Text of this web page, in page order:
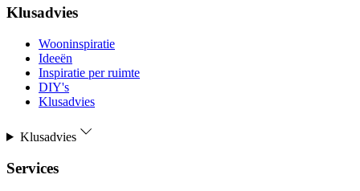
Klusadvies
Wooninspiratie
Ideeën
Inspiratie per ruimte
DIY's
Klusadvies
Klusadvies
Services